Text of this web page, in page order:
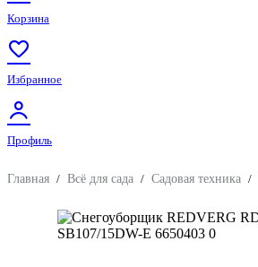
Корзина
Избранное
Профиль
Главная / Всё для сада / Садовая техника /